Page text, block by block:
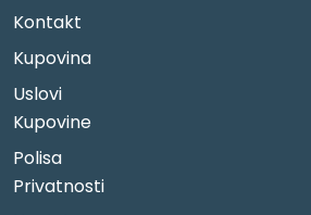
Kontakt
Kupovina
Uslovi
Kupovine
Polisa
Privatnosti